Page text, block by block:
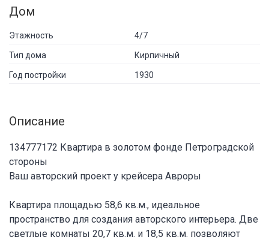
Дом
Этажность 4/7
Тип дома Кирпичный
Год постройки 1930
Описание
134777172 Квартира в золотом фонде Петроградской
стороны
Ваш авторский проект у крейсера Авроры
Квартира площадью 58,6 кв.м., идеальное
пространство для создания авторского интерьера. Две
светлые комнаты 20,7 кв.м. и 18,5 кв.м. позволяют